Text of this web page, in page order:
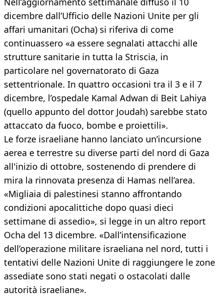
dicembre dall’Ufficio delle Nazioni Unite per gli
affari umanitari (Ocha) si riferiva di come
continuassero «a essere segnalati attacchi alle
strutture sanitarie in tutta la Striscia, in
particolare nel governatorato di Gaza
settentrionale. In quattro occasioni tra il 3 e il 7
dicembre, l’ospedale Kamal Adwan di Beit Lahiya
(quello appunto del dottor Joudah) sarebbe stato
attaccato da fuoco, bombe e proiettili».
Le forze israeliane hanno lanciato un’incursione
aerea e terrestre su diverse parti del nord di Gaza
all'inizio di ottobre, sostenendo di prendere di
mira la rinnovata presenza di Hamas nell’area.
«Migliaia di palestinesi stanno affrontando
condizioni apocalittiche dopo quasi dieci
settimane di assedio», si legge in un altro report
Ocha del 13 dicembre. «Dall’intensificazione
dell’operazione militare israeliana nel nord, tutti i
tentativi delle Nazioni Unite di raggiungere le zone
assediate sono stati negati o ostacolati dalle
autorità israeliane».